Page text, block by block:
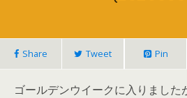
Share Tweet Pin
ゴールデンウイークに入りまし